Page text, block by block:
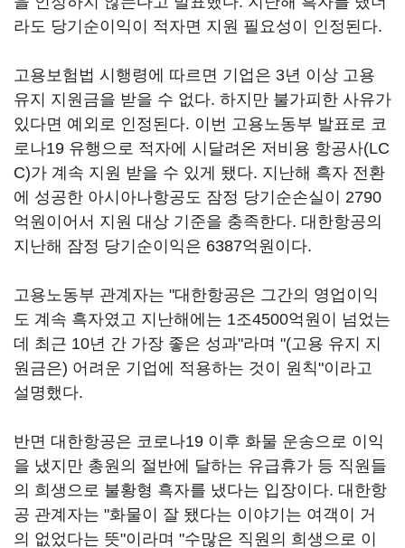
라도 당기순이익이 적자면 지원 필요성이 인정된다.
고용보험법 시행령에 따르면 기업은 3년 이상 고용
유지 지원금을 받을 수 없다. 하지만 불가피한 사유가
있다면 예외로 인정된다. 이번 고용노동부 발표로 코
로나19 유행으로 적자에 시달려온 저비용 항공사(LC
C)가 계속 지원 받을 수 있게 됐다. 지난해 흑자 전환
에 성공한 아시아나항공도 잠정 당기순손실이 2790
억원이어서 지원 대상 기준을 충족한다. 대한항공의
지난해 잠정 당기순이익은 6387억원이다.
고용노동부 관계자는 "대한항공은 그간의 영업이익
도 계속 흑자였고 지난해에는 1조4500억원이 넘었는
데 최근 10년 간 가장 좋은 성과"라며 "(고용 유지 지
원금은) 어려운 기업에 적용하는 것이 원칙"이라고
설명했다.
반면 대한항공은 코로나19 이후 화물 운송으로 이익
을 냈지만 총원의 절반에 달하는 유급휴가 등 직원들
의 희생으로 불황형 흑자를 냈다는 입장이다. 대한항
공 관계자는 "화물이 잘 됐다는 이야기는 여객이 거
의 없었다는 뜻"이라며 "수많은 직원의 희생으로 이